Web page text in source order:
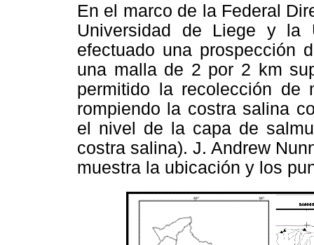
En el marco de la Federal
Universidad de Liege y la
efectuado una prospección
una malla de 2 por 2 km
permitido la recolección de
rompiendo la costra salina
el nivel de la capa de
costra salina). J. Andrew
muestra la ubicación y los